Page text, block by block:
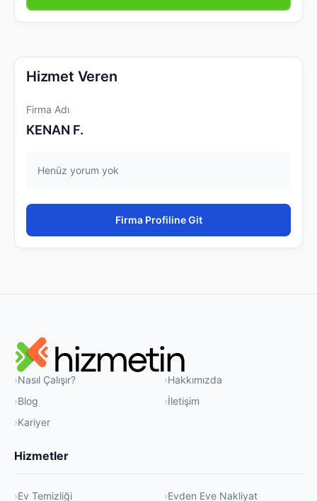
Hizmet Veren
Firma Adı
KENAN F.
Henüz yorum yok
Firma Profiline Git
Nasıl Çalışır?
Hakkımızda
Blog
İletişim
Kariyer
Hizmetler
Ev Temizliği
Evden Eve Nakliyat